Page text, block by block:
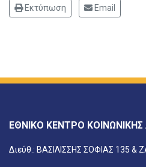
Εκτύπωση Email
ΕΘΝΙΚΟ ΚΕΝΤΡΟ
Διεύθ.: ΒΑΣΙΛΙΣΣΗΣ ΣΟΦΙΑΣ 135 &